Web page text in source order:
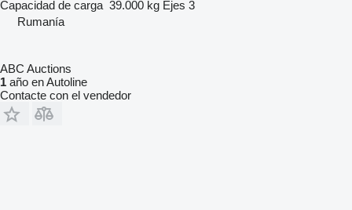
Capacidad de carga 39.000 kg Ejes 3
Rumanía
ABC Auctions
1 año en Autoline
Contacte con el vendedor